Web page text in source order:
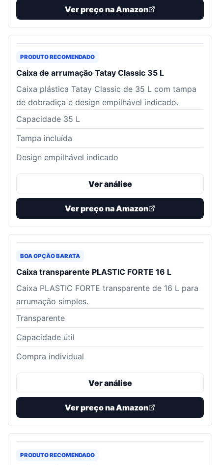
Ver preço na Amazon
PRODUTO RECOMENDADO
Caixa de arrumação Tatay Classic 35 L
Caixa plástica Tatay Classic de 35 L com tampa
de dobradiça e design empilhável indicado.
Capacidade 35 L
Tampa incluída
Design empilhável indicado
Ver análise
Ver preço na Amazon
BOA OPÇÃO BARATA
Caixa transparente PLASTIC FORTE 16 L
Caixa PLASTIC FORTE transparente de 16 L para
arrumação simples.
Transparente
Capacidade útil
Compra individual
Ver análise
Ver preço na Amazon
PRODUTO RECOMENDADO